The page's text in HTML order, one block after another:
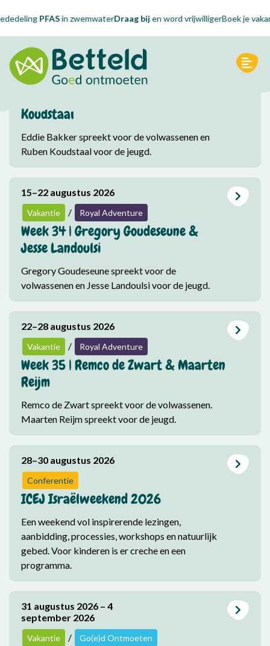
PFASin zwemwaterDraag bijen word vrijwilligerBoek je
Agenda
Alles
Go(e)d Ontmoeten
8–15 augustus 2026
Vakantie / Royal Adventure
Koudstaal
Eddie Bakker spreekt voor de volwassenen en
Ruben Koudstaal voor de jeugd.
15–22 augustus 2026
Vakantie / Royal Adventure
Week 34 | Gregory Goudeseune &
Jesse Landoulsi
Gregory Goudeseune spreekt voor de
volwassenen en Jesse Landoulsi voor de jeugd.
22–28 augustus 2026
Vakantie / Royal Adventure
Week 35 | Remco de Zwart & Maarten
Reijm
Remco de Zwart spreekt voor de volwassenen.
Maarten Reijm spreekt voor de jeugd.
28–30 augustus 2026
Conferentie
ICEJ Israëlweekend 2026
Een weekend vol inspirerende lezingen,
aanbidding, processies, workshops en natuurlijk
gebed. Voor kinderen is er creche en een
programma.
31 augustus 2026 – 4
september 2026
Vakantie / Go(e)d Ontmoeten